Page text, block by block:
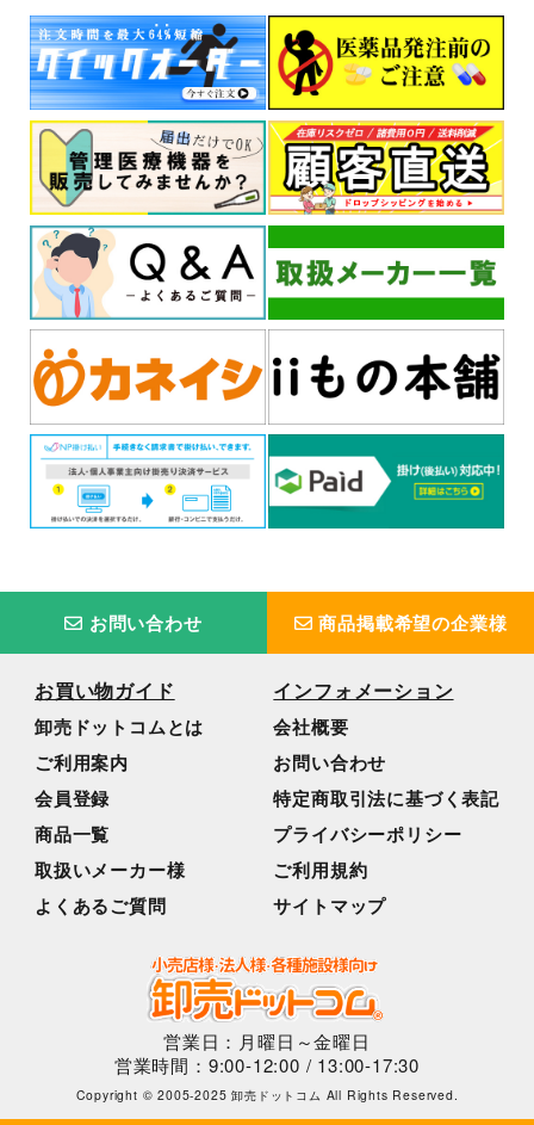
お問い合わせ 商品掲載希望の企業様
お買い物ガイド
卸売ドットコムとは
ご利用案内
会員登録
商品一覧
取扱いメーカー様
よくあるご質問
インフォメーション
会社概要
お問い合わせ
特定商取引法に基づく表記
プライバシーポリシー
ご利用規約
サイトマップ
営業日：月曜日～金曜日
営業時間：9:00-12:00 / 13:00-17:30
Copyright © 2005-2025 卸売ドットコム All Rights Reserved.